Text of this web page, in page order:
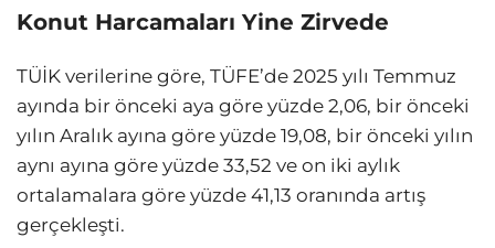
Konut Harcamaları Yine Zirvede
TÜİK verilerine göre, TÜFE’de 2025 yılı Temmuz
ayında bir önceki aya göre yüzde 2,06, bir önceki
yılın Aralık ayına göre yüzde 19,08, bir önceki yılın
aynı ayına göre yüzde 33,52 ve on iki aylık
ortalamalara göre yüzde 41,13 oranında artış
gerçekleşti.